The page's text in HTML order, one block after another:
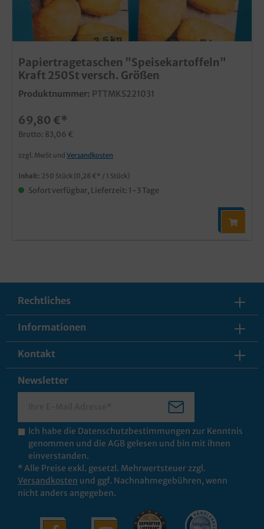
Papiertragetaschen "Speisekartoffeln"
Kraft 250St versch. Größen
Produktnummer: PTTMKS221031
69,80 €*
Brutto: 83,06 €
zzgl. MwSt und Versandkosten
Inhalt: 250 Stück (0,28 €* / 1 Stück)
Sofort verfügbar, Lieferzeit: 1-3 Tage
Rechtliches
Informationen
Kontakt
Newsletter
Ich habe die Datenschutzbestimmungen zur Kenntnis
genommen und die AGB gelesen und bin mit ihnen
einverstanden.
* Alle Preise exkl. gesetzl. Mehrwertsteuer zzgl.
Versandkosten und ggf. Nachnahmegebühren, wenn
nicht anders angegeben.